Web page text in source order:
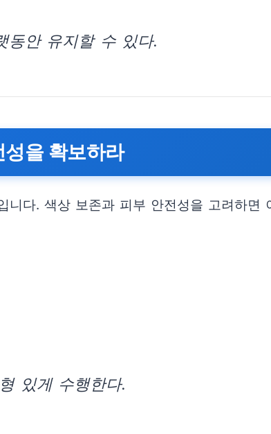
동안 유지할 수 있다.
을 확보하라
다. 색상 보존과 피부 안전성을 고려하면
있게 수행한다.